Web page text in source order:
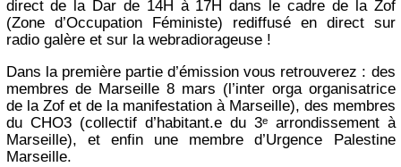
direct de la Dar de 14H à 17H dans le cadre de la Zof
(Zone d’Occupation Féministe) rediffusé en direct sur
radio galère et sur la webradiorageuse !
Dans la première partie d’émission vous retrouverez : des
membres de Marseille 8 mars (l’inter orga organisatrice
de la Zof et de la manifestation à Marseille), des membres
du CHO3 (collectif d’habitant.e du 3ᵉ arrondissement à
Marseille), et enfin une membre d’Urgence Palestine
Marseille.